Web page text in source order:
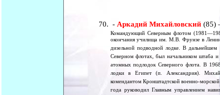
- Аркадий Михайловский
Командующий Северным флотом
окончания училища им. М.В. Фрунзе в
дизельной подводной лодке. В
Северном флотах, был начальником штаба
атомных подлодок Северного флота. В
лодки в Египет (п. Александрия).
комендантом Кронштадтской военно-
года руководил Главным управлением